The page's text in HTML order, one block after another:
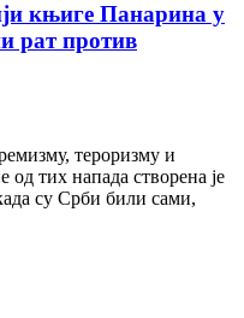
књиге Панарина у
рат против
тероризму и
од тих напада створена је
су Срби били сами,